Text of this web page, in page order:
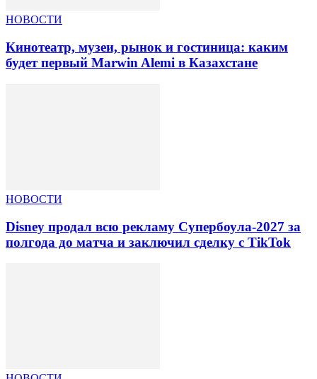
НОВОСТИ
Кинотеатр, музеи, рынок и гостиница: каким
будет первый Marwin Alemi в Казахстане
НОВОСТИ
Disney продал всю рекламу Супербоула-2027 за
полгода до матча и заключил сделку с TikTok